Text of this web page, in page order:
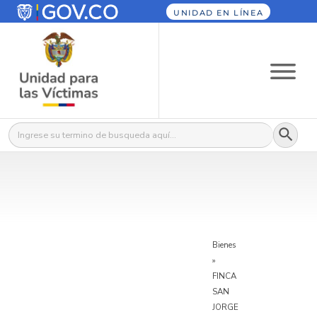
UNIDAD EN LÍNEA
Buscar: Botón
Bienes
»
FINCA
SAN
JORGE